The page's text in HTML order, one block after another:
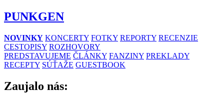
PUNKGEN
NOVINKY KONCERTY FOTKY REPORTY RECENZIE
CESTOPISY ROZHOVORY
PREDSTAVUJEME ČLÁNKY FANZINY PREKLADY
RECEPTY SÚŤAŽE GUESTBOOK
Zaujalo nás: